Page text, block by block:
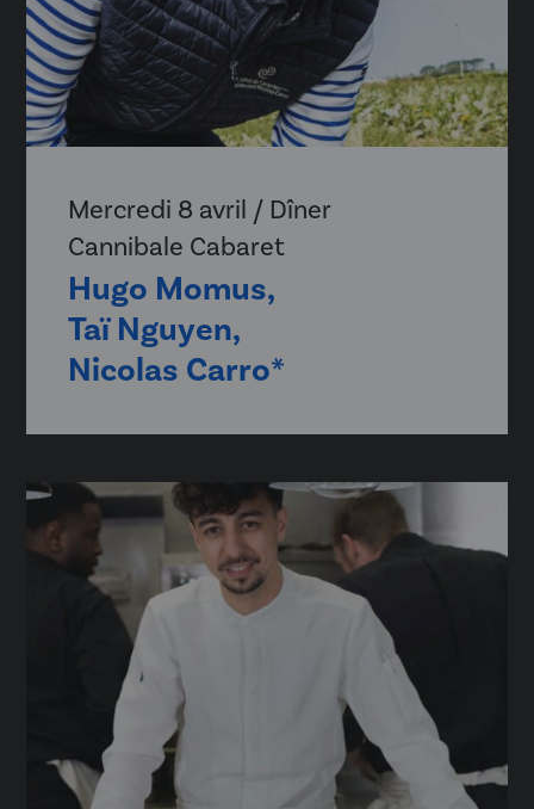
Mercredi 8 avril / Dîner
Cannibale Cabaret
Hugo Momus,
Taï Nguyen,
Nicolas Carro*